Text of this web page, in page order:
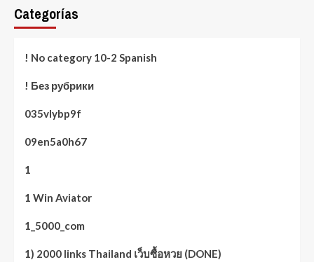
Categorías
! No category 10-2 Spanish
! Без рубрики
035vlybp9f
09en5a0h67
1
1 Win Aviator
1_5000_com
1) 2000 links Thailand เว็บซื้อหวย (DONE)